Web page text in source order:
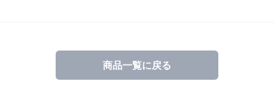
商品一覧に戻る